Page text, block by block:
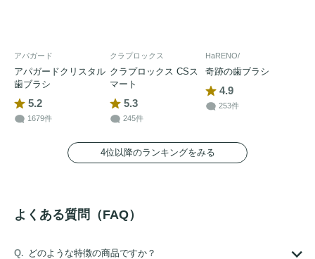
アパガード
アパガードクリスタル
歯ブラシ
5.2
1679件
クラプロックス
クラプロックス CSス
マート
5.3
245件
HaRENO/
奇跡の歯ブラシ
4.9
253件
4位以降のランキングをみる
よくある質問（FAQ）
どのような特徴の商品ですか？